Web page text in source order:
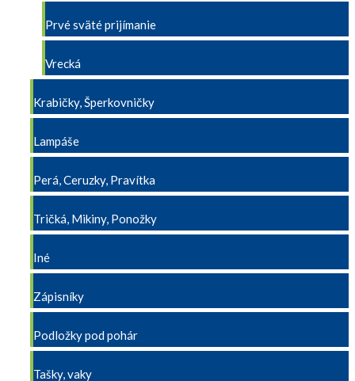
Prvé sväté prijímanie
Vrecká
Krabičky, Šperkovničky
Lampáše
Perá, Ceruzky, Pravítka
Tričká, Mikiny, Ponožky
Iné
Zápisníky
Podložky pod pohár
Tašky, vaky